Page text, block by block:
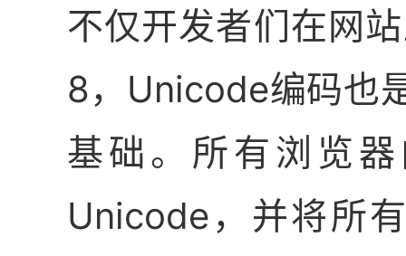
不仅开发者们在网
8，Unicode编码也
基础。所有浏览
Unicode，并将所